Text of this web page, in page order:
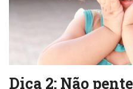
Dica 2: Não